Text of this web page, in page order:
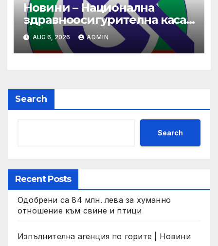
Новини – Национална
здравноосигурителна каса
(НЗОК)
AUG 6, 2026 ADMIN
Search
Search
Recent Posts
Одобрени са 84 млн. лева за хуманно
отношение към свине и птици
Изпълнителна агенция по горите | Новини